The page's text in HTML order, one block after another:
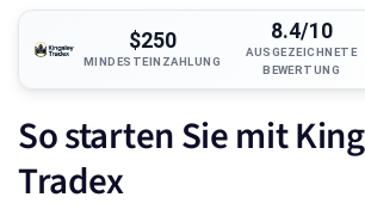
$250
MINDESTEINZAHLUNG
8.4/10
AUSGEZEICHNETE
BEWERTUNG
So starten Sie mit
Tradex